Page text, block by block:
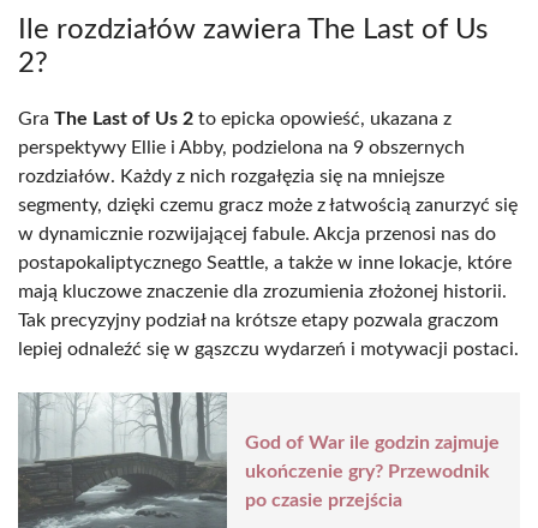
Ile rozdziałów zawiera The Last of Us
2?
Gra The Last of Us 2 to epicka opowieść, ukazana z
perspektywy Ellie i Abby, podzielona na 9 obszernych
rozdziałów. Każdy z nich rozgałęzia się na mniejsze
segmenty, dzięki czemu gracz może z łatwością zanurzyć się
w dynamicznie rozwijającej fabule. Akcja przenosi nas do
postapokaliptycznego Seattle, a także w inne lokacje, które
mają kluczowe znaczenie dla zrozumienia złożonej historii.
Tak precyzyjny podział na krótsze etapy pozwala graczom
lepiej odnaleźć się w gąszczu wydarzeń i motywacji postaci.
God of War ile godzin zajmuje
ukończenie gry? Przewodnik
po czasie przejścia